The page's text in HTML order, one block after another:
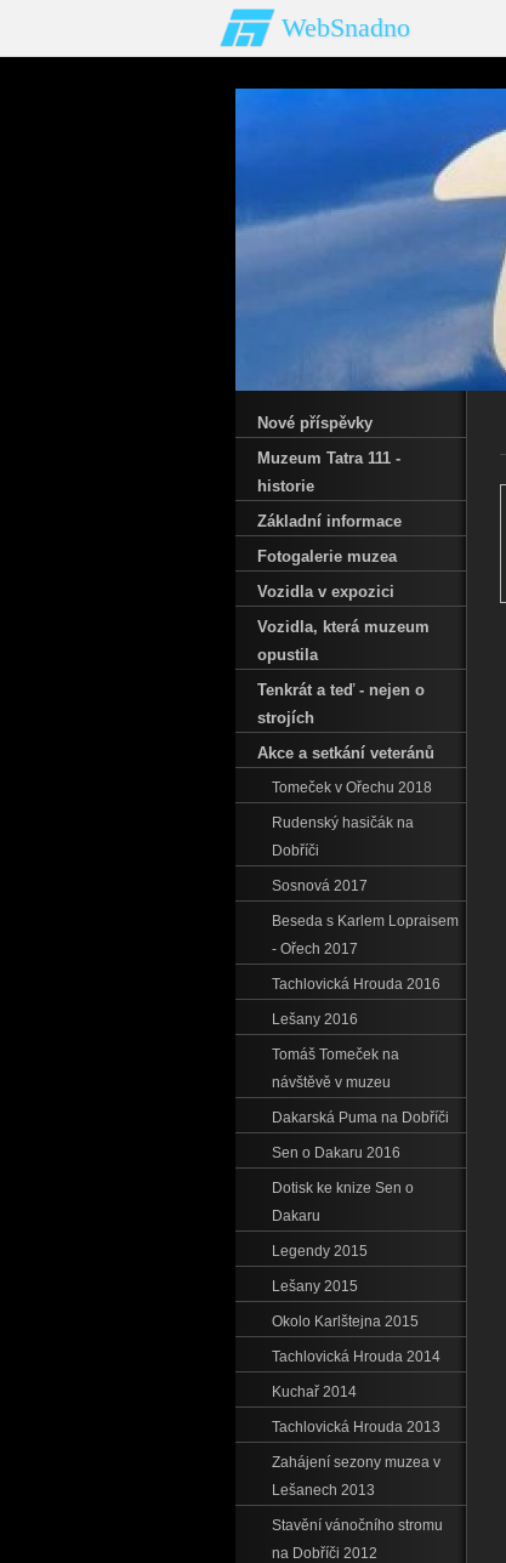
WebSnadno
Nové příspěvky
Muzeum Tatra 111 -
historie
Základní informace
Fotogalerie muzea
Vozidla v expozici
Vozidla‚ která muzeum
opustila
Tenkrát a teď - nejen o
strojích
Akce a setkání veteránů
Tomeček v Ořechu 2018
Rudenský hasičák na
Dobříči
Sosnová 2017
Beseda s Karlem Lopraisem
- Ořech 2017
Tachlovická Hrouda 2016
Lešany 2016
Tomáš Tomeček na
návštěvě v muzeu
Dakarská Puma na Dobříči
Sen o Dakaru 2016
Dotisk ke knize Sen o
Dakaru
Legendy 2015
Lešany 2015
Okolo Karlštejna 2015
Tachlovická Hrouda 2014
Kuchař 2014
Tachlovická Hrouda 2013
Zahájení sezony muzea v
Lešanech 2013
Stavění vánočního stromu
na Dobříči 2012